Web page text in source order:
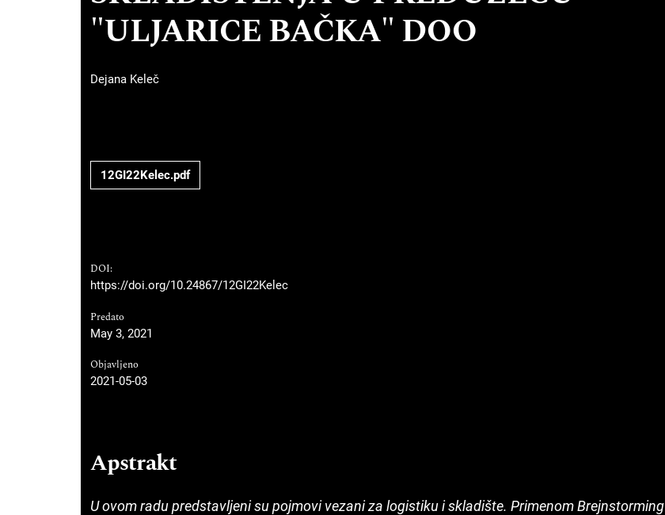
"ULJARICE BAČKA" DOO
Dejana Keleč
12GI22Kelec.pdf
DOI:
https://doi.org/10.24867/12GI22Kelec
Predato
May 3, 2021
Objavljeno
2021-05-03
Apstrakt
U ovom radu predstavljeni su pojmovi vezani za logistiku i skladište. Primenom Brejnstorming